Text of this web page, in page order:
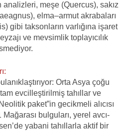
analizleri, meşe (Quercus), sakız
elma–armut akrabaları
gibi taksonların varlığına işaret
ve mevsimlik toplayıcılık
Orta Asya çoğu
evcilleştirilmiş tahıllar ve
paket”in gecikmeli alıcısı
bulguları, yerel avcı-
yabani tahıllarla aktif bir